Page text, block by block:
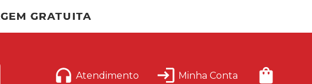
Atendimento Minha Conta